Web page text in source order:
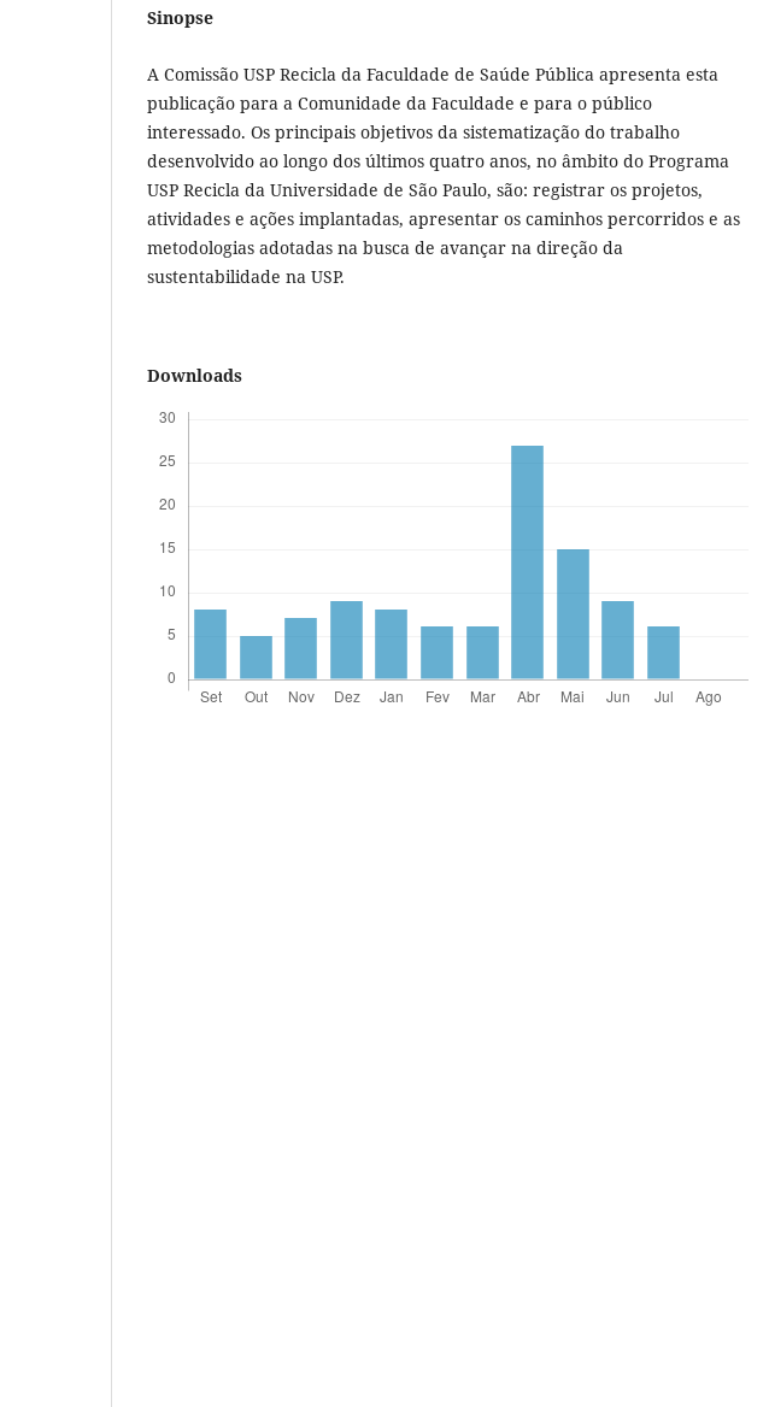
Sinopse
A Comissão USP Recicla da Faculdade de Saúde Pública apresenta esta
publicação para a Comunidade da Faculdade e para o público
interessado. Os principais objetivos da sistematização do trabalho
desenvolvido ao longo dos últimos quatro anos, no âmbito do Programa
USP Recicla da Universidade de São Paulo, são: registrar os projetos,
atividades e ações implantadas, apresentar os caminhos percorridos e as
metodologias adotadas na busca de avançar na direção da
sustentabilidade na USP.
Downloads